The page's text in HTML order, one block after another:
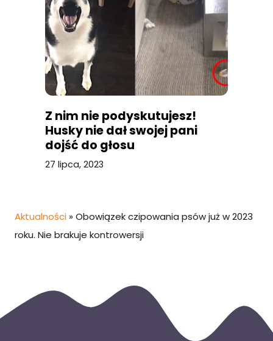
Z nim nie podyskutujesz!
Husky nie dał swojej pani
dojść do głosu
27 lipca, 2023
Aktualności » Obowiązek czipowania psów już w 2023
roku. Nie brakuje kontrowersji